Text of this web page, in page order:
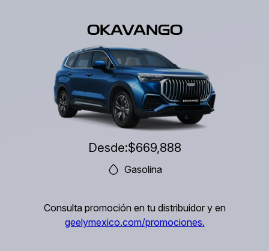
OKAVANGO
Desde:$669,888
Gasolina
Consulta promoción en tu distribuidor y en
geelymexico.com/promociones.